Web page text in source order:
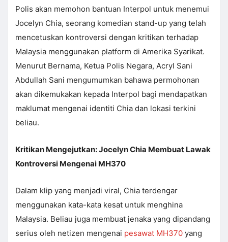
Polis akan memohon bantuan Interpol untuk menemui
Jocelyn Chia, seorang komedian stand-up yang telah
mencetuskan kontroversi dengan kritikan terhadap
Malaysia menggunakan platform di Amerika Syarikat.
Menurut Bernama, Ketua Polis Negara, Acryl Sani
Abdullah Sani mengumumkan bahawa permohonan
akan dikemukakan kepada Interpol bagi mendapatkan
maklumat mengenai identiti Chia dan lokasi terkini
beliau.
Kritikan Mengejutkan: Jocelyn Chia Membuat Lawak
Kontroversi Mengenai MH370
Dalam klip yang menjadi viral, Chia terdengar
menggunakan kata-kata kesat untuk menghina
Malaysia. Beliau juga membuat jenaka yang dipandang
serius oleh netizen mengenai pesawat MH370 yang